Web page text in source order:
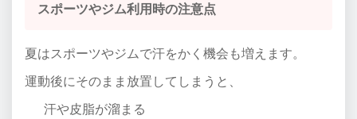
スポーツやジム利用時の注意点
夏はスポーツやジムで汗をかく機会も増えます。
運動後にそのまま放置してしまうと、
汗や皮脂が溜まる